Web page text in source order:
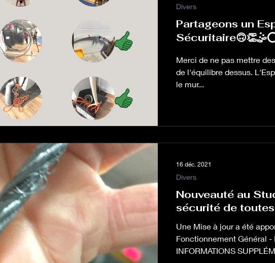
Partageons un
Merci de ne pas mettre
de l'équilibre dessus.
le mur...
Divers
Nouveauté au
sécurité de
Une Mise à jour a été apporté au Code de
Fonctionnement Général
INFORMATIONS
Divers
16 déc. 2021